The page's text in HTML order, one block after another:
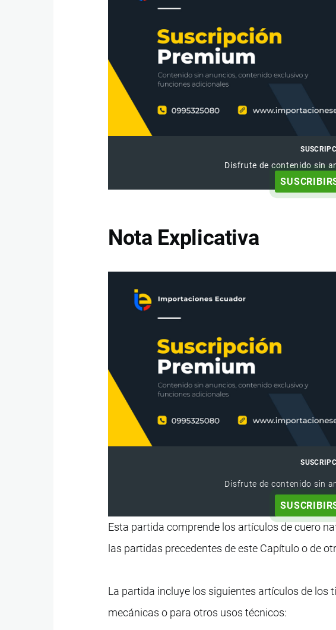
Disfrute de contenido sin
Nota Explicativa
Disfrute de contenido sin
Esta partida comprende los artículos de cuero
las partidas precedentes de este Capítulo o de
La partida incluye los siguientes artículos de los
mecánicas o para otros usos técnicos: